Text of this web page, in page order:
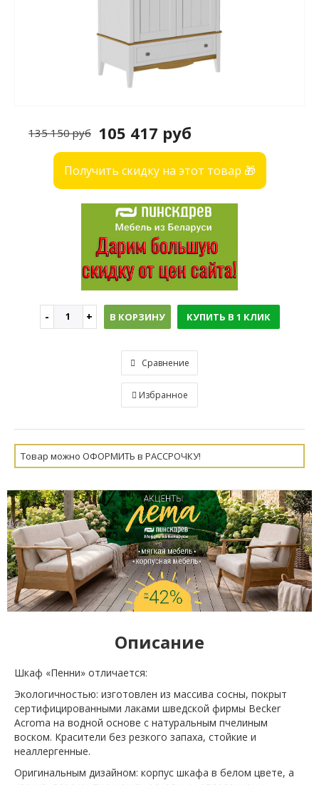
105 417 руб
135 150 руб
Получить скидку на этот товар 🎁
В КОРЗИНУ КУПИТЬ В 1 КЛИК
Сравнение
Избранное
Товар можно ОФОРМИТЬ в РАССРОЧКУ!
Описание
Шкаф «Пенни» отличается:
Экологичностью: изготовлен из массива сосны, покрыт
сертифицированными лаками шведской фирмы Becker
Acroma на водной основе с натуральным пчелиным
воском. Красители без резкого запаха, стойкие и
неаллергенные.
Оригинальным дизайном: корпус шкафа в белом цвете, а